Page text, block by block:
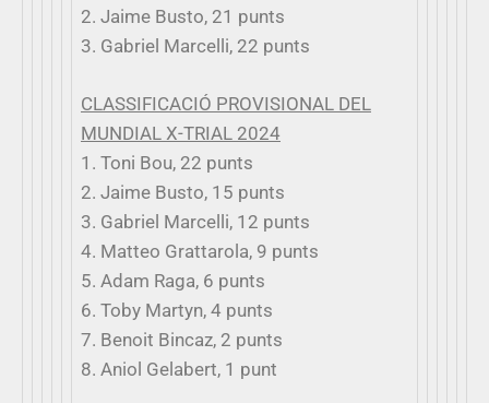
2. Jaime Busto, 21 punts
3. Gabriel Marcelli, 22 punts
CLASSIFICACIÓ PROVISIONAL DEL
MUNDIAL X-TRIAL 2024
1. Toni Bou, 22 punts
2. Jaime Busto, 15 punts
3. Gabriel Marcelli, 12 punts
4. Matteo Grattarola, 9 punts
5. Adam Raga, 6 punts
6. Toby Martyn, 4 punts
7. Benoit Bincaz, 2 punts
8. Aniol Gelabert, 1 punt